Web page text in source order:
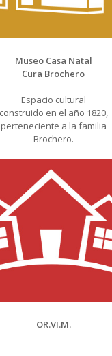
Museo Casa Natal
Cura Brochero
Espacio cultural
construido en el año 1820,
perteneciente a la familia
Brochero.
OR.VI.M.